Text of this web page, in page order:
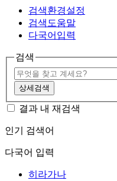
검색환경설정
검색도움말
다국어입력
검색
상세검색
결과 내 재검색
인기 검색어
다국어 입력
히라가나